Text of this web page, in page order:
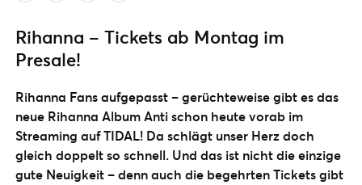
Rihanna – Tickets ab Montag im
Presale!
Rihanna Fans aufgepasst – gerüchteweise gibt es das
neue Rihanna Album Anti schon heute vorab im
Streaming auf TIDAL! Da schlägt unser Herz doch
gleich doppelt so schnell. Und das ist nicht die einzige
gute Neuigkeit – denn auch die begehrten Tickets gibt